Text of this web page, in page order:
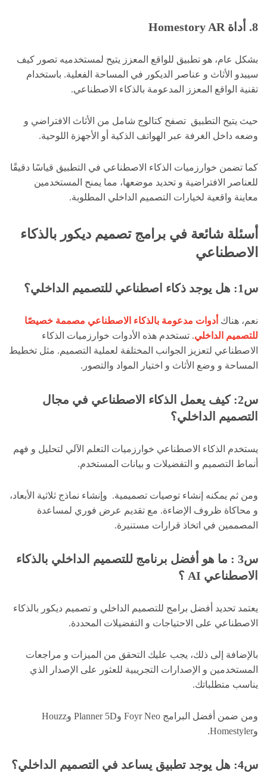
8. أداة Homestory AR
بشكل عام، هو تطبيق للواقع المعزز يتيح لمستخدميه تصور كيف
سيبدو الأثاث و عناصر الديكور في المساحة الفعلية. باستخدام
تقنية الواقع المعزز المدعومة بالذكاء الاصطناعي.
حيث يتيح التطبيق تصفح كتالوج شامل من الأثاث الافتراضي و
وضعه داخل الغرفة عبر الهواتف الذكية أو الأجهزة اللوحية.
كما تضمن خوارزميات الذكاء الاصطناعي في التطبيق قياسًا دقيقًا
للعناصر الافتراضية و تحديد موضعها، مما يمنح المستخدمين
معاينة واقعية لخيارات التصميم الداخلي المطلوبة.
أسئلة شائعة في برامج تصميم ديكور بالذكاء
الاصطناعي
س1: هل يوجد ذكاء اصطناعي للتصميم الداخلي؟
نعم، هناك أدوات مدعومة بالذكاء الاصطناعي مصممة خصيصًا
للتصميم الداخلي. تستخدم هذه الأدوات خوارزميات الذكاء
الاصطناعي لتعزيز الجوانب المختلفة لعملية التصميم. مثل تخطيط
المساحة و وضع الأثاث و اختيار المواد والتصور.
س2: كيف يعمل الذكاء الاصطناعي في مجال
التصميم الداخلي؟
يستخدم الذكاء الاصطناعي خوارزميات التعلم الآلي لتحليل و فهم
أنماط التصميم و التفضيلات و بيانات المستخدم.
ومن ثم يمكنه إنشاء توصيات تصميمية. و إنشاء نماذج ثلاثية الأبعاد،
و محاكاة ظروف الإضاءة. مع تقديم عرض فوري لمساعدة
المصممين في اتخاذ قرارات مستنيرة.
س3 : ما هو أفضل برنامج للتصميم الداخلي بالذكاء
الاصطناعي AI ؟
يعتمد تحديد أفضل برامج للتصميم الداخلي و تصميم ديكور بالذكاء
الاصطناعي على الاحتياجات و التفضيلات المحددة.
بالإضافة إلى ذلك، يجب عليك التحقق من الميزات و مراجعات
المستخدمين و الإصدارات التجريبية للعثور على الإصدار الذي
يناسب متطلباتك.
ومن ضمن أفضل البرامج Foyr Neo وPlanner 5D وHouzz
وHomestyler.
س4: هل يوجد تطبيق يساعد في التصميم الداخلي؟